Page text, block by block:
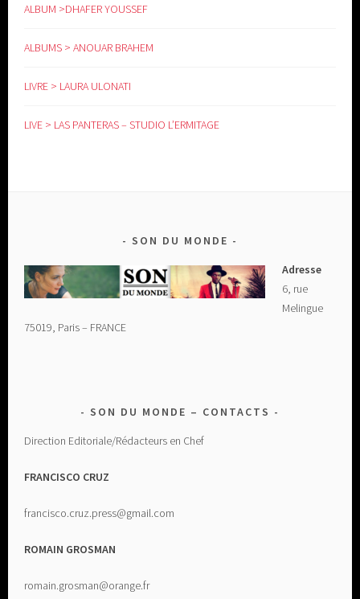
ALBUM >DHAFER YOUSSEF
ALBUMS > ANOUAR BRAHEM
LIVRE > LAURA ULONATI
LIVE > LAS PANTERAS – STUDIO L’ERMITAGE
SON DU MONDE
Adresse
6, rue
Melingue
75019, Paris – FRANCE
SON DU MONDE – CONTACTS
Direction Editoriale/Rédacteurs en Chef
FRANCISCO CRUZ
francisco.cruz.press@gmail.com
ROMAIN GROSMAN
romain.grosman@orange.fr